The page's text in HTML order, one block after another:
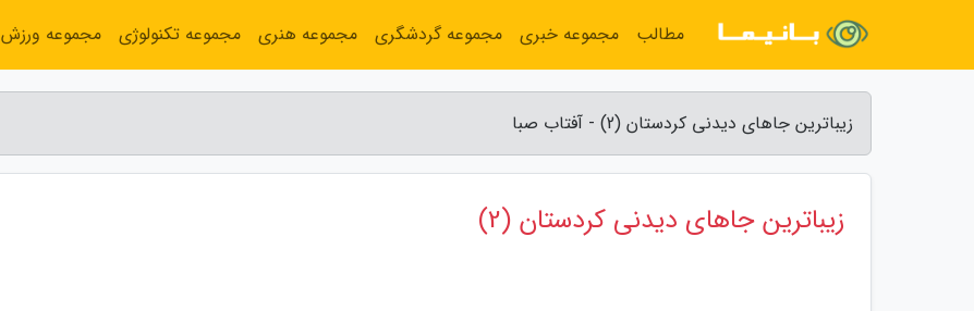
زیباترین جاهای دیدنی کردستان (2) - آفتاب صبا
زیباترین جاهای دیدنی کردستان (2)
مطالب مجموعه خبری مجموعه گردشگری مجموعه هنری مجموعه تکنولوژی مجموعه ورزش